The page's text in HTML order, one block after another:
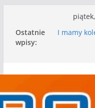
treści
Ostatnie
wpisy:
I mamy
Mecz o
Nasze
Kolejne
zespołów